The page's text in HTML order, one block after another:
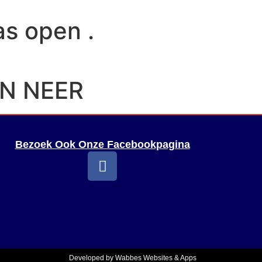
open .
NEER
Bezoek Ook Onze Facebookpagina
Developed by Wabbes Websites & Apps